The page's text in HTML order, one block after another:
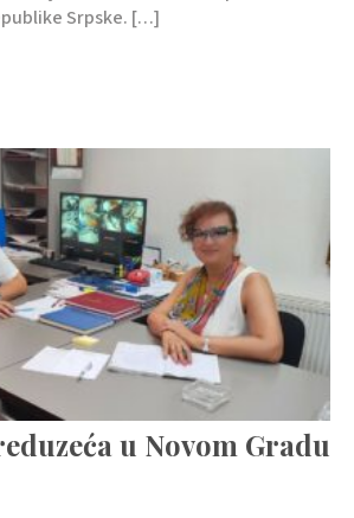
Srpske. […]
u Novom Gradu